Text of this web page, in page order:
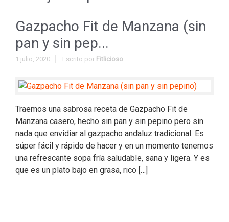
Gazpacho Fit de Manzana (sin
pan y sin pep...
1 julio, 2020 Escrito por Fitlicioso
Traemos una sabrosa receta de Gazpacho Fit de
Manzana casero, hecho sin pan y sin pepino pero sin
nada que envidiar al gazpacho andaluz tradicional. Es
súper fácil y rápido de hacer y en un momento tenemos
una refrescante sopa fría saludable, sana y ligera. Y es
que es un plato bajo en grasa, rico […]